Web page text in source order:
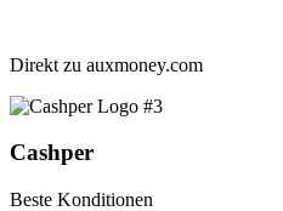
Direkt zu auxmoney.com
#3
Cashper
Beste Konditionen